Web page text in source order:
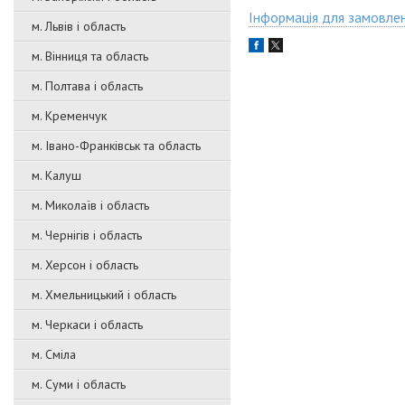
м. Львів і область
м. Вінниця та область
м. Полтава і область
м. Кременчук
м. Івано-Франківськ та область
м. Калуш
м. Миколаїв і область
м. Чернігів і область
м. Херсон і область
м. Хмельницький і область
м. Черкаси і область
м. Сміла
м. Суми і область
Інформація для